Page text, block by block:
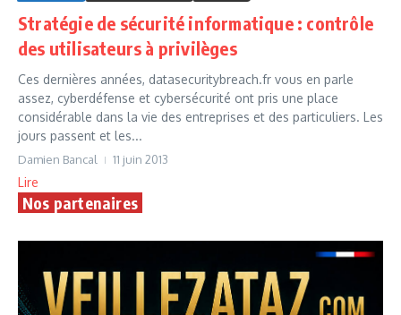
Stratégie de sécurité informatique : contrôle
des utilisateurs à privilèges
Ces dernières années, datasecuritybreach.fr vous en parle
assez, cyberdéfense et cybersécurité ont pris une place
considérable dans la vie des entreprises et des particuliers. Les
jours passent et les...
Damien Bancal 11 juin 2013
Lire
Nos partenaires